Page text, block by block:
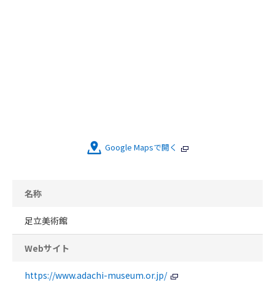
Google Mapsで開く
名称
足立美術館
Webサイト
https://www.adachi-museum.or.jp/